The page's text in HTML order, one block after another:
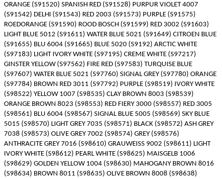
ORANGE (S91520) SPANISH RED (S91528) PURPUR VIOLET 4007
(S91542) DELHI (S91543) RED 2003 (S91573) PURPLE (S91575)
ROEDORANGE (S91590) ROOD BOSCH (S91599) RED 3002 (S91603)
LIGHT BLUE 5012 (S91611) WATER BLUE 5021 (S91649) CITROEN BLUE
(S91655) BLU 6004 (S91665) BLUE 5020 (S9192) ARCTIC WHITE
(S97183) LIGHT IVORY WHITE (S97195) CREME WHITE (S97217)
GINSTER YELLOW (S97562) FIRE RED (S97583) TURQUISE BLUE
(S97607) WATER BLUE 5021 (S97760) SIGNAL GREY (S97780) ORANGE
(S97784) BROWN RED 3011 (S97792) PURPLE (S98519) IVORY WHITE
(S98522) YELLOW 1007 (S98535) CLAY BROWN 8003 (S98539)
ORANGE BROWN 8023 (S98553) RED FIERY 3000 (S98557) RED 3005
(S98561) BLU 6004 (S98567) SIGNAL BLUE 5005 (S98569) SKY BLUE
5015 (S98570) LIGHT GREY 7035 (S98571) BLACK (S98572) ASH GREY
7038 (S98573) OLIVE GREY 7002 (S98574) GREY (S98576)
ANTHRACITE GREY 7016 (S98610) GRAUWEISS 9002 (S98611) LIGHT
IVORY WHITE (S98612) PEARL WHITE (S98625) MAISGELB 1006
(S98629) GOLDEN YELLOW 1004 (S98630) MAHOGANY BROWN 8016
(S98634) BROWN 8011 (S98635) OLIVE BROWN 8008 (S98638)